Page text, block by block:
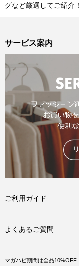
グなど厳選してご紹介！
サービス案内
ご利用ガイド
よくあるご質問
マガハピ期間は全品10%OFF